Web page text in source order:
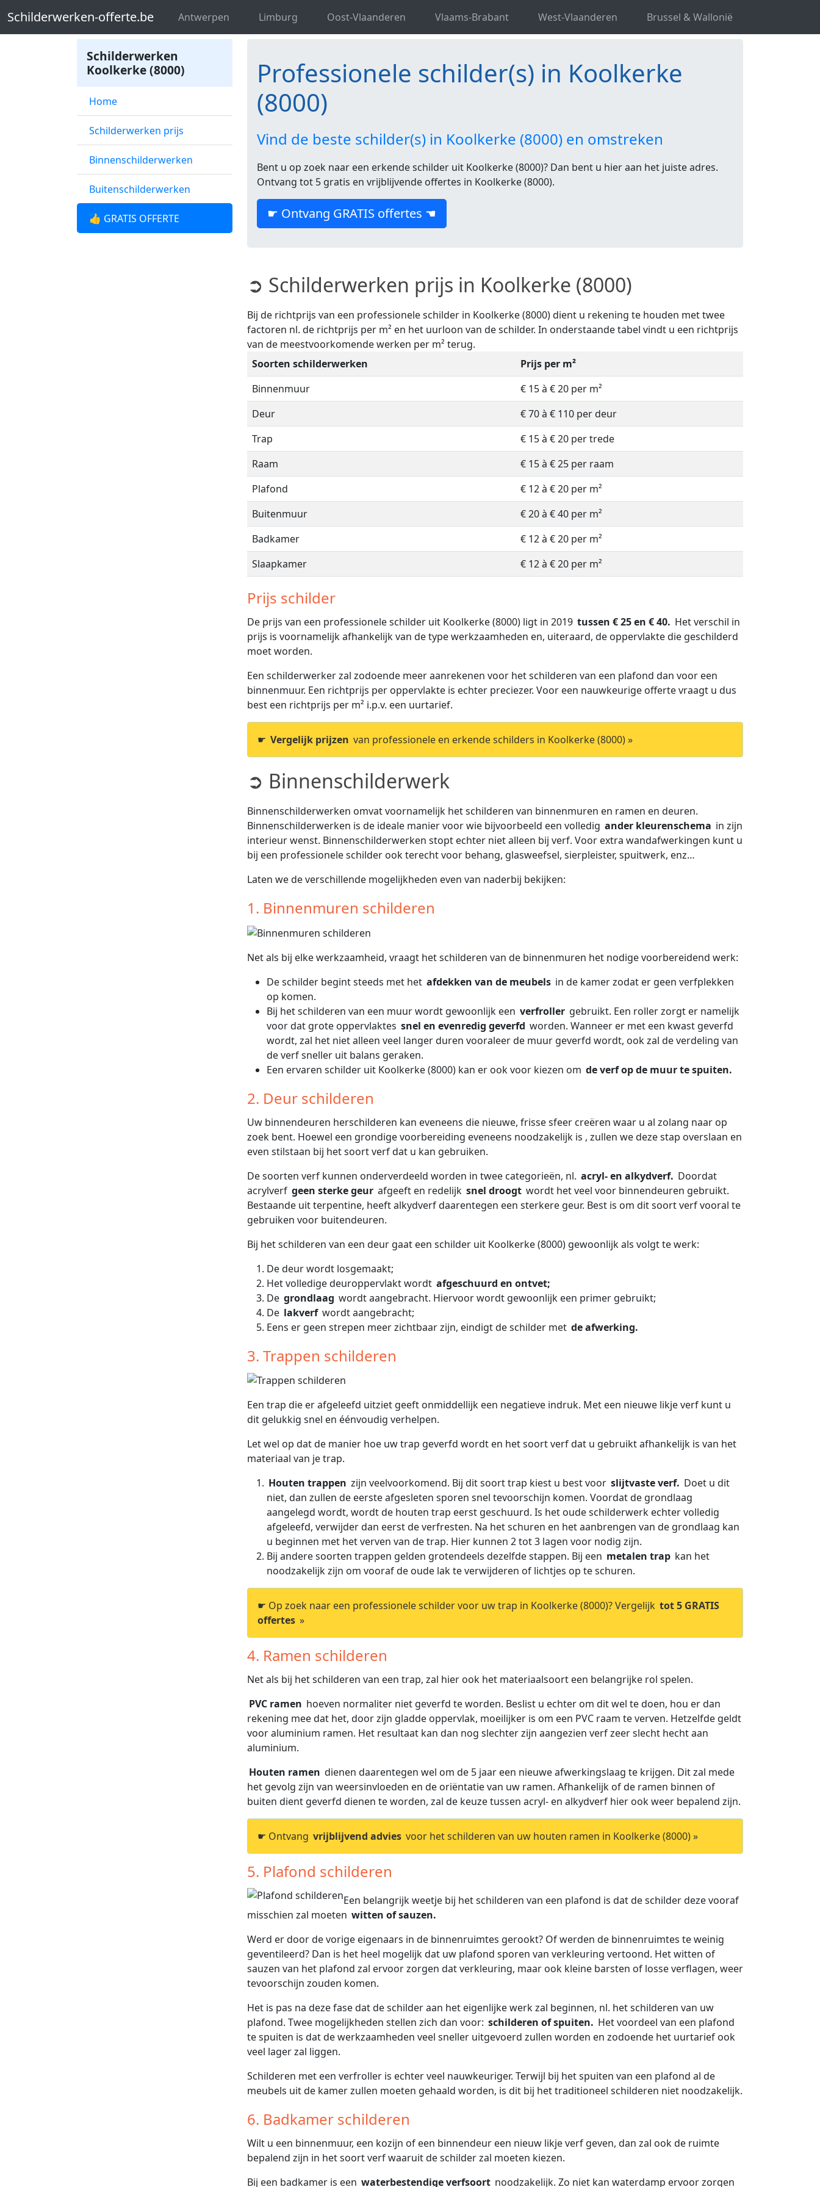
Schilderwerken-offerte.be Antwerpen Limburg Oost-Vlaanderen Vlaams-Brabant West-Vlaanderen Brussel & Wallonië
Schilderwerken-offerte.be Professionele schilder(s) in West-Vlaanderen Professionele schilder(s) in Koolkerke
Schilderwerken
Koolkerke (8000)
Home
Schilderwerken prijs
Binnenschilderwerken
Buitenschilderwerken
👍 GRATIS OFFERTE
Professionele schilder(s) in Koolkerke
(8000)
Vind de beste schilder(s) in Koolkerke (8000) en omstreken
Bent u op zoek naar een erkende schilder uit Koolkerke (8000)? Dan bent u hier aan het juiste adres.
Ontvang tot 5 gratis en vrijblijvende offertes in Koolkerke (8000).
☛ Ontvang GRATIS offertes ☚
➲ Schilderwerken prijs in Koolkerke (8000)
Bij de richtprijs van een professionele schilder in Koolkerke (8000) dient u rekening te houden met twee
factoren nl. de richtprijs per m² en het uurloon van de schilder. In onderstaande tabel vindt u een richtprijs
van de meestvoorkomende werken per m² terug.
Soorten schilderwerken
Prijs per m²
Binnenmuur
€ 15 à € 20 per m²
Deur
€ 70 à € 110 per deur
Trap
€ 15 à € 20 per trede
Raam
€ 15 à € 25 per raam
Plafond
€ 12 à € 20 per m²
Buitenmuur
€ 20 à € 40 per m²
Badkamer
€ 12 à € 20 per m²
Slaapkamer
€ 12 à € 20 per m²
Prijs schilder
De prijs van een professionele schilder uit Koolkerke (8000) ligt in 2019 tussen € 25 en € 40. Het verschil in
prijs is voornamelijk afhankelijk van de type werkzaamheden en, uiteraard, de oppervlakte die geschilderd
moet worden.
Een schilderwerker zal zodoende meer aanrekenen voor het schilderen van een plafond dan voor een
binnenmuur. Een richtprijs per oppervlakte is echter preciezer. Voor een nauwkeurige offerte vraagt u dus
best een richtprijs per m² i.p.v. een uurtarief.
☛ Vergelijk prijzen van professionele en erkende schilders in Koolkerke (8000) »
➲ Binnenschilderwerk
Binnenschilderwerken omvat voornamelijk het schilderen van binnenmuren en ramen en deuren.
Binnenschilderwerken is de ideale manier voor wie bijvoorbeeld een volledig ander kleurenschema in zijn
interieur wenst. Binnenschilderwerken stopt echter niet alleen bij verf. Voor extra wandafwerkingen kunt u
bij een professionele schilder ook terecht voor behang, glasweefsel, sierpleister, spuitwerk, enz…
Laten we de verschillende mogelijkheden even van naderbij bekijken:
1. Binnenmuren schilderen
Net als bij elke werkzaamheid, vraagt het schilderen van de binnenmuren het nodige voorbereidend werk:
De schilder begint steeds met het afdekken van de meubels in de kamer zodat er geen verfplekken
op komen.
Bij het schilderen van een muur wordt gewoonlijk een verfroller gebruikt. Een roller zorgt er namelijk
voor dat grote oppervlaktes snel en evenredig geverfd worden. Wanneer er met een kwast geverfd
wordt, zal het niet alleen veel langer duren vooraleer de muur geverfd wordt, ook zal de verdeling van
de verf sneller uit balans geraken.
Een ervaren schilder uit Koolkerke (8000) kan er ook voor kiezen om de verf op de muur te spuiten.
2. Deur schilderen
Uw binnendeuren herschilderen kan eveneens die nieuwe, frisse sfeer creëren waar u al zolang naar op
zoek bent. Hoewel een grondige voorbereiding eveneens noodzakelijk is , zullen we deze stap overslaan en
even stilstaan bij het soort verf dat u kan gebruiken.
De soorten verf kunnen onderverdeeld worden in twee categorieën, nl. acryl- en alkydverf. Doordat
acrylverf geen sterke geur afgeeft en redelijk snel droogt wordt het veel voor binnendeuren gebruikt.
Bestaande uit terpentine, heeft alkydverf daarentegen een sterkere geur. Best is om dit soort verf vooral te
gebruiken voor buitendeuren.
Bij het schilderen van een deur gaat een schilder uit Koolkerke (8000) gewoonlijk als volgt te werk:
De deur wordt losgemaakt;
Het volledige deuroppervlakt wordt afgeschuurd en ontvet;
De grondlaag wordt aangebracht. Hiervoor wordt gewoonlijk een primer gebruikt;
De lakverf wordt aangebracht;
Eens er geen strepen meer zichtbaar zijn, eindigt de schilder met de afwerking.
3. Trappen schilderen
Een trap die er afgeleefd uitziet geeft onmiddellijk een negatieve indruk. Met een nieuwe likje verf kunt u
dit gelukkig snel en éénvoudig verhelpen.
Let wel op dat de manier hoe uw trap geverfd wordt en het soort verf dat u gebruikt afhankelijk is van het
materiaal van je trap.
Houten trappen zijn veelvoorkomend. Bij dit soort trap kiest u best voor slijtvaste verf. Doet u dit
niet, dan zullen de eerste afgesleten sporen snel tevoorschijn komen. Voordat de grondlaag
aangelegd wordt, wordt de houten trap eerst geschuurd. Is het oude schilderwerk echter volledig
afgeleefd, verwijder dan eerst de verfresten. Na het schuren en het aanbrengen van de grondlaag kan
u beginnen met het verven van de trap. Hier kunnen 2 tot 3 lagen voor nodig zijn.
Bij andere soorten trappen gelden grotendeels dezelfde stappen. Bij een metalen trap kan het
noodzakelijk zijn om vooraf de oude lak te verwijderen of lichtjes op te schuren.
☛ Op zoek naar een professionele schilder voor uw trap in Koolkerke (8000)? Vergelijk tot 5 GRATIS
offertes »
4. Ramen schilderen
Net als bij het schilderen van een trap, zal hier ook het materiaalsoort een belangrijke rol spelen.
PVC ramen hoeven normaliter niet geverfd te worden. Beslist u echter om dit wel te doen, hou er dan
rekening mee dat het, door zijn gladde oppervlak, moeilijker is om een PVC raam te verven. Hetzelfde geldt
voor aluminium ramen. Het resultaat kan dan nog slechter zijn aangezien verf zeer slecht hecht aan
aluminium.
Houten ramen dienen daarentegen wel om de 5 jaar een nieuwe afwerkingslaag te krijgen. Dit zal mede
het gevolg zijn van weersinvloeden en de oriëntatie van uw ramen. Afhankelijk of de ramen binnen of
buiten dient geverfd dienen te worden, zal de keuze tussen acryl- en alkydverf hier ook weer bepalend zijn.
☛ Ontvang vrijblijvend advies voor het schilderen van uw houten ramen in Koolkerke (8000) »
5. Plafond schilderen
Een belangrijk weetje bij het schilderen van een plafond is dat de schilder deze vooraf
misschien zal moeten witten of sauzen.
Werd er door de vorige eigenaars in de binnenruimtes gerookt? Of werden de binnenruimtes te weinig
geventileerd? Dan is het heel mogelijk dat uw plafond sporen van verkleuring vertoond. Het witten of
sauzen van het plafond zal ervoor zorgen dat verkleuring, maar ook kleine barsten of losse verflagen, weer
tevoorschijn zouden komen.
Het is pas na deze fase dat de schilder aan het eigenlijke werk zal beginnen, nl. het schilderen van uw
plafond. Twee mogelijkheden stellen zich dan voor: schilderen of spuiten. Het voordeel van een plafond
te spuiten is dat de werkzaamheden veel sneller uitgevoerd zullen worden en zodoende het uurtarief ook
veel lager zal liggen.
Schilderen met een verfroller is echter veel nauwkeuriger. Terwijl bij het spuiten van een plafond al de
meubels uit de kamer zullen moeten gehaald worden, is dit bij het traditioneel schilderen niet noodzakelijk.
6. Badkamer schilderen
Wilt u een binnenmuur, een kozijn of een binnendeur een nieuw likje verf geven, dan zal ook de ruimte
bepalend zijn in het soort verf waaruit de schilder zal moeten kiezen.
Bij een badkamer is een waterbestendige verfsoort noodzakelijk. Zo niet kan waterdamp ervoor zorgen